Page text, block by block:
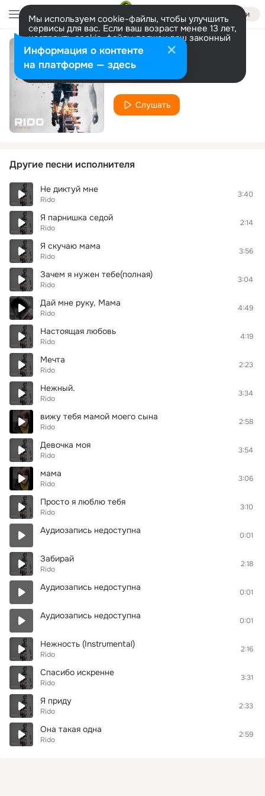
Войти
Мы используем cookie-файлы, чтобы улучшить
сервисы для вас. Если ваш возраст менее 13 лет,
настроить cookie-файлы должен ваш законный
представитель. Больше информации
Разрешить все Настроить
Rido
Слушать
Другие песни исполнителя
Не диктуй мне
Rido
3:40
Я парнишка седой
Rido
2:14
Я скучаю мама
Rido
3:56
Зачем я нужен тебе(полная)
Rido
3:04
Дай мне руку, Мама
Rido
4:49
Настоящая любовь
Rido
4:19
Мечта
Rido
2:23
Нежный.
Rido
3:34
вижу тебя мамой моего сына
Rido
2:58
Девочка моя
Rido
3:54
мама
Rido
3:06
Просто я люблю тебя
Rido
3:10
Аудиозапись недоступна 0:01
Забирай
Rido
2:18
Аудиозапись недоступна 0:01
Аудиозапись недоступна 0:01
Нежность (Instrumental)
Rido
2:16
Спасибо искренне
Rido
3:31
Я приду
Rido
2:33
Она такая одна
Rido
2:59
Информация о контенте
на платформе — здесь